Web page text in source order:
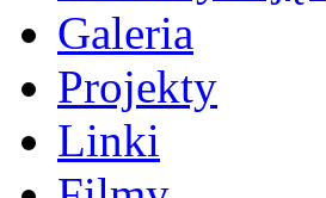
Galeria
Projekty
Linki